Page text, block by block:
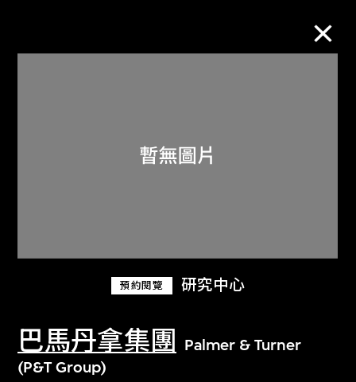
預約閱覽 研究中心
巴馬丹拿集團
Palmer & Turner
(P&T Group)
關於M+藏品
探索世界頂級的二十及二十一世紀視覺
文化藏品。